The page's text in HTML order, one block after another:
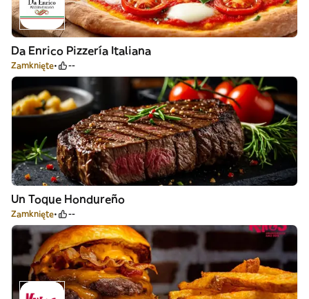
Da Enrico Pizzería Italiana
Zamknięte --
Un Toque Hondureño
Zamknięte --